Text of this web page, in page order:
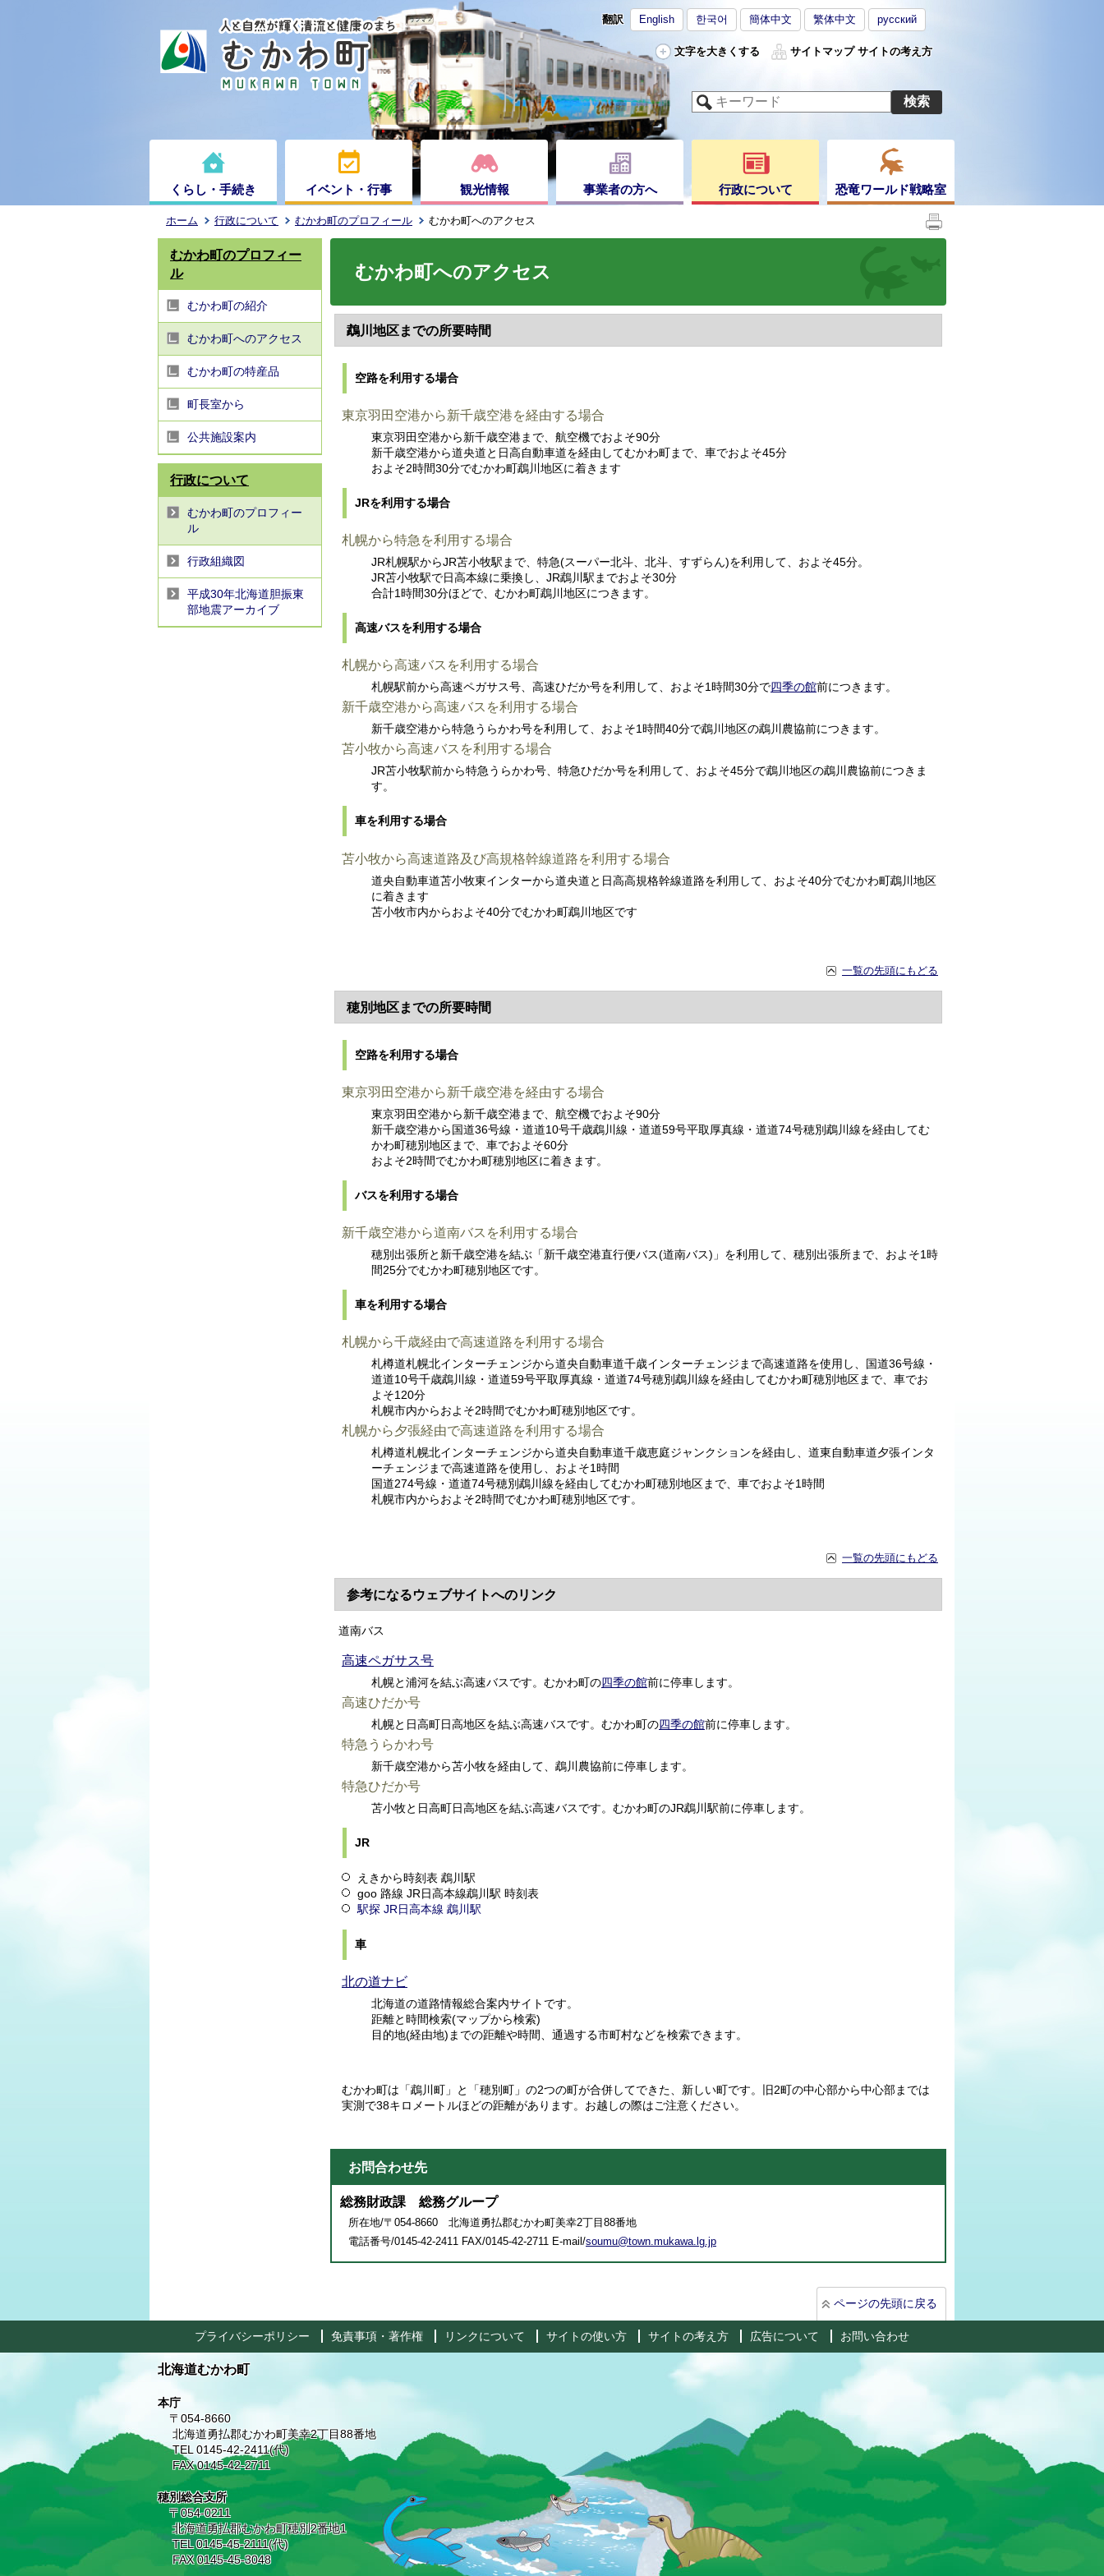
翻訳 English 한국어 簡体中文 繁体中文 русский
文字を大きくする サイトマップ サイトの考え方
くらし・手続き イベント・行事 観光情報 事業者の方へ 行政について 恐竜ワールド戦略室
ホーム 行政について むかわ町のプロフィール むかわ町へのアクセス
むかわ町のプロフィー
ル
むかわ町の紹介
むかわ町へのアクセス
むかわ町の特産品
町長室から
公共施設案内
行政について
むかわ町のプロフィー
ル
行政組織図
平成30年北海道胆振東
部地震アーカイブ
むかわ町へのアクセス
鵡川地区までの所要時間
空路を利用する場合
東京羽田空港から新千歳空港を経由する場合
東京羽田空港から新千歳空港まで、航空機でおよそ90分
新千歳空港から道央道と日高自動車道を経由してむかわ町まで、車でおよそ45分
およそ2時間30分でむかわ町鵡川地区に着きます
JRを利用する場合
札幌から特急を利用する場合
JR札幌駅からJR苫小牧駅まで、特急(スーパー北斗、北斗、すずらん)を利用して、およそ45分。
JR苫小牧駅で日高本線に乗換し、JR鵡川駅までおよそ30分
合計1時間30分ほどで、むかわ町鵡川地区につきます。
高速バスを利用する場合
札幌から高速バスを利用する場合
札幌駅前から高速ペガサス号、高速ひだか号を利用して、およそ1時間30分で四季の館前につきます。
新千歳空港から高速バスを利用する場合
新千歳空港から特急うらかわ号を利用して、およそ1時間40分で鵡川地区の鵡川農協前につきます。
苫小牧から高速バスを利用する場合
JR苫小牧駅前から特急うらかわ号、特急ひだか号を利用して、およそ45分で鵡川地区の鵡川農協前につきま
す。
車を利用する場合
苫小牧から高速道路及び高規格幹線道路を利用する場合
道央自動車道苫小牧東インターから道央道と日高高規格幹線道路を利用して、およそ40分でむかわ町鵡川地区
に着きます
苫小牧市内からおよそ40分でむかわ町鵡川地区です
一覧の先頭にもどる
穂別地区までの所要時間
空路を利用する場合
東京羽田空港から新千歳空港を経由する場合
東京羽田空港から新千歳空港まで、航空機でおよそ90分
新千歳空港から国道36号線・道道10号千歳鵡川線・道道59号平取厚真線・道道74号穂別鵡川線を経由してむ
かわ町穂別地区まで、車でおよそ60分
およそ2時間でむかわ町穂別地区に着きます。
バスを利用する場合
新千歳空港から道南バスを利用する場合
穂別出張所と新千歳空港を結ぶ「新千歳空港直行便バス(道南バス)」を利用して、穂別出張所まで、およそ1時
間25分でむかわ町穂別地区です。
車を利用する場合
札幌から千歳経由で高速道路を利用する場合
札樽道札幌北インターチェンジから道央自動車道千歳インターチェンジまで高速道路を使用し、国道36号線・
道道10号千歳鵡川線・道道59号平取厚真線・道道74号穂別鵡川線を経由してむかわ町穂別地区まで、車でお
よそ120分
札幌市内からおよそ2時間でむかわ町穂別地区です。
札幌から夕張経由で高速道路を利用する場合
札樽道札幌北インターチェンジから道央自動車道千歳恵庭ジャンクションを経由し、道東自動車道夕張インタ
ーチェンジまで高速道路を使用し、およそ1時間
国道274号線・道道74号穂別鵡川線を経由してむかわ町穂別地区まで、車でおよそ1時間
札幌市内からおよそ2時間でむかわ町穂別地区です。
一覧の先頭にもどる
参考になるウェブサイトへのリンク
道南バス
高速ペガサス号
札幌と浦河を結ぶ高速バスです。むかわ町の四季の館前に停車します。
高速ひだか号
札幌と日高町日高地区を結ぶ高速バスです。むかわ町の四季の館前に停車します。
特急うらかわ号
新千歳空港から苫小牧を経由して、鵡川農協前に停車します。
特急ひだか号
苫小牧と日高町日高地区を結ぶ高速バスです。むかわ町のJR鵡川駅前に停車します。
JR
えきから時刻表 鵡川駅
goo 路線 JR日高本線鵡川駅 時刻表
駅探 JR日高本線 鵡川駅
車
北の道ナビ
北海道の道路情報総合案内サイトです。
距離と時間検索(マップから検索)
目的地(経由地)までの距離や時間、通過する市町村などを検索できます。
むかわ町は「鵡川町」と「穂別町」の2つの町が合併してできた、新しい町です。旧2町の中心部から中心部までは
実測で38キロメートルほどの距離があります。お越しの際はご注意ください。
お問合わせ先
総務財政課 総務グループ
所在地/〒054-8660 北海道勇払郡むかわ町美幸2丁目88番地
電話番号/0145-42-2411 FAX/0145-42-2711 E-mail/soumu@town.mukawa.lg.jp
ページの先頭に戻る
プライバシーポリシー 免責事項・著作権 リンクについて サイトの使い方 サイトの考え方 広告について お問い合わせ
北海道むかわ町
本庁
〒054-8660
北海道勇払郡むかわ町美幸2丁目88番地
TEL 0145-42-2411(代)
FAX 0145-42-2711
穂別総合支所
〒054-0211
北海道勇払郡むかわ町穂別2番地1
TEL 0145-45-2111(代)
FAX 0145-45-3048